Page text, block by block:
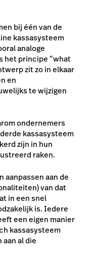
bij één van de
kassasysteem
analoge
het principe “what
zit zo in elkaar
en
te wijzigen
ondernemers
kassasysteem
zijn in hun
raken.
aanpassen aan de
van dat
in een snel
is. Iedere
een eigen manier
kassasysteem
aan al die